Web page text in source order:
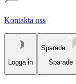
Kontakta oss
Logga in
Sparade
Sparade